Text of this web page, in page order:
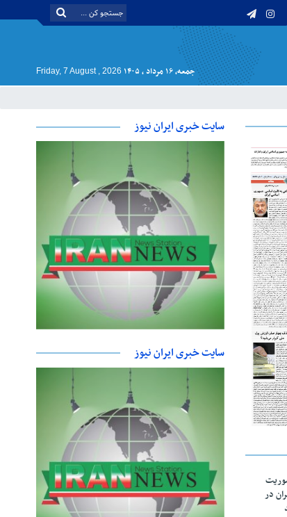
جمعه, ۱۶ مرداد , ۱۴۰۵ Friday, 7 August , 2026
در مأموریت‌
ایران در
سایت خبری ایران نیوز
سایت خبری ایران نیوز